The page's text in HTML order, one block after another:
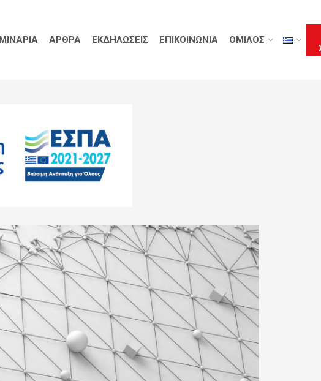
ΑΡΘΡΑ ΕΚΔΗΛΩΣΕΙΣ ΕΠΙΚΟΙΝΩΝΙΑ ΟΜΙΛΟΣ